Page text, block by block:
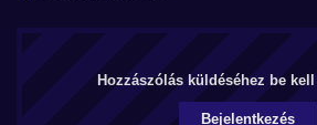
Hozzászólás küldéséhez be
Bejelentkezés